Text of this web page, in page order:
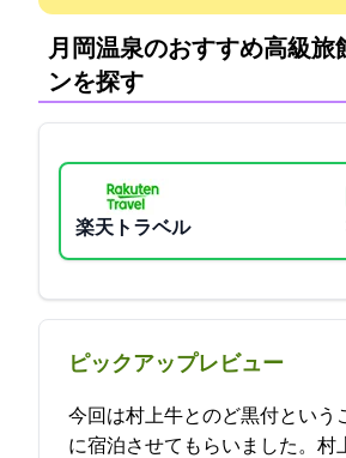
月岡温泉のおすすめ高級旅
ンを探す
楽天トラベル
ピックアップレビュー
今回は村上牛とのど黒付という
に宿泊させてもらいました。村